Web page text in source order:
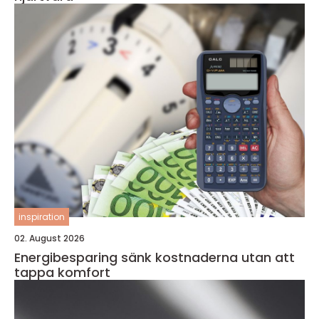
inspiration
02. August 2026
Energibesparing sänk kostnaderna utan att
tappa komfort